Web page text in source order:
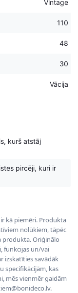
Vintage
110
48
30
Vācija
kurš atstāj
pircēji, kuri ir
kā piemēri. Produkta
nolūkiem, tāpēc
produkta. Oriģinālo
funkcijas un/vai
izskatīties savādāk
specifikācijām, kas
mēs vienmēr gaidām